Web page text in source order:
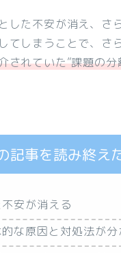
した不安が消え、さ
てしまうことで、さ
されていた”課題の分
記事を読み終え
安が消える
な原因と対処法が分